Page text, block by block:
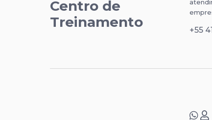
Centro de
Treinamento
+55 41